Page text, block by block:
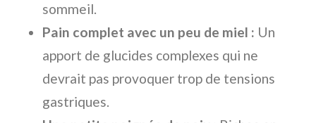
sommeil.
Pain complet avec un peu de miel : Un
apport de glucides complexes qui ne
devrait pas provoquer trop de tensions
gastriques.